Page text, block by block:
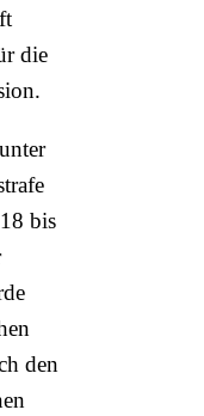
die
bis
den